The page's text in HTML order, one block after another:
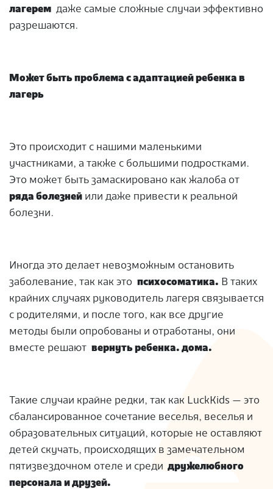
лагерем даже самые сложные случаи эффективно
разрешаются.
Может быть проблема с адаптацией ребенка в
лагерь
Это происходит с нашими маленькими
участниками, а также с большими подростками.
Это может быть замаскировано как жалоба от
ряда болезней или даже привести к реальной
болезни.
Иногда это делает невозможным остановить
заболевание, так как это психосоматика. В таких
крайних случаях руководитель лагеря связывается
с родителями, и после того, как все другие
методы были опробованы и отработаны, они
вместе решают вернуть ребенка. дома.
Такие случаи крайне редки, так как LuckKids — это
сбалансированное сочетание веселья, веселья и
образовательных ситуаций, которые не оставляют
детей скучать, происходящих в замечательном
пятизвездочном отеле и среди дружелюбного
персонала и друзей.